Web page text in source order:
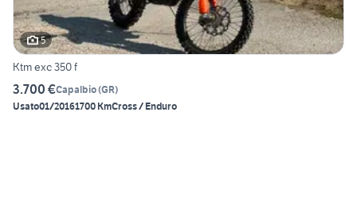
5
Ktm exc 350 f
3.700 €Capalbio(GR)
Usato01/20161700 KmCross / Enduro